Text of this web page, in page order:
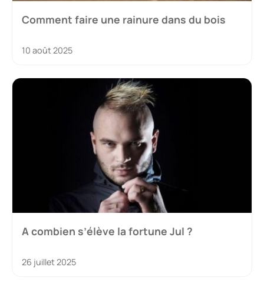
Comment faire une rainure dans du bois
10 août 2025
A combien s’élève la fortune Jul ?
26 juillet 2025